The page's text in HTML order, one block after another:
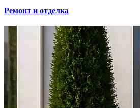
Ремонт и отделка